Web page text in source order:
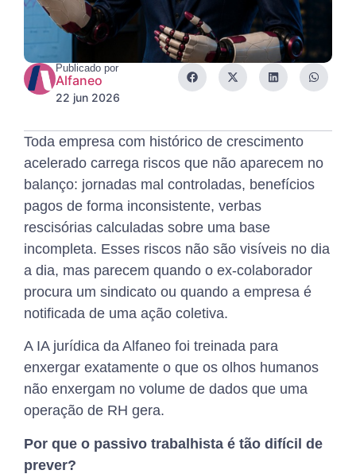
Publicado por
Alfaneo
22 jun 2026
Toda empresa com histórico de crescimento
acelerado carrega riscos que não aparecem no
balanço: jornadas mal controladas, benefícios
pagos de forma inconsistente, verbas
rescisórias calculadas sobre uma base
incompleta. Esses riscos não são visíveis no dia
a dia, mas parecem quando o ex-colaborador
procura um sindicato ou quando a empresa é
notificada de uma ação coletiva.
A IA jurídica da Alfaneo foi treinada para
enxergar exatamente o que os olhos humanos
não enxergam no volume de dados que uma
operação de RH gera.
Por que o passivo trabalhista é tão difícil de
prever?